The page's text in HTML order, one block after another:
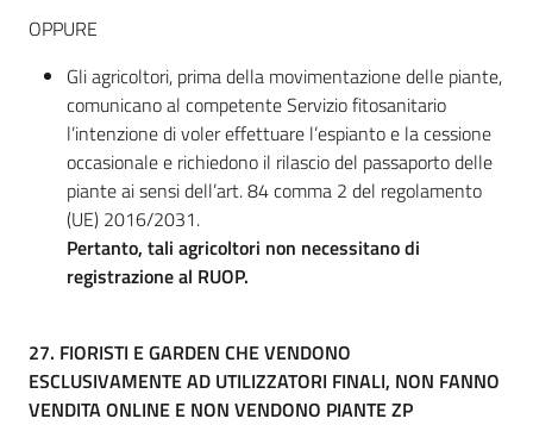
OPPURE
Gli agricoltori, prima della movimentazione delle piante,
comunicano al competente Servizio fitosanitario
l’intenzione di voler effettuare l’espianto e la cessione
occasionale e richiedono il rilascio del passaporto delle
piante ai sensi dell’art. 84 comma 2 del regolamento
(UE) 2016/2031.
Pertanto, tali agricoltori non necessitano di
registrazione al RUOP.
27. FIORISTI E GARDEN CHE VENDONO
ESCLUSIVAMENTE AD UTILIZZATORI FINALI, NON FANNO
VENDITA ONLINE E NON VENDONO PIANTE ZP